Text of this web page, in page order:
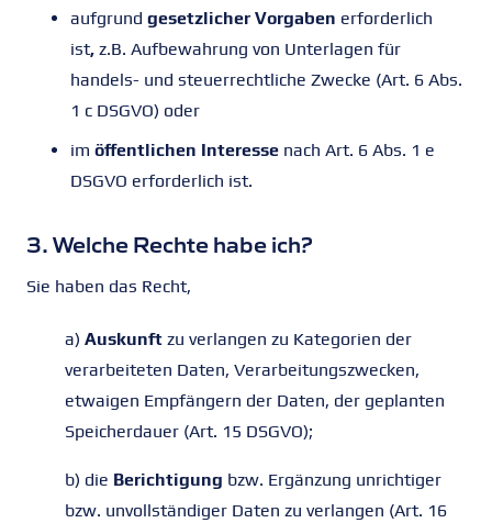
aufgrund gesetzlicher Vorgaben erforderlich
ist, z.B. Aufbewahrung von Unterlagen für
handels- und steuerrechtliche Zwecke (Art. 6 Abs.
1 c DSGVO) oder
im öffentlichen Interesse nach Art. 6 Abs. 1 e
DSGVO erforderlich ist.
3. Welche Rechte habe ich?
Sie haben das Recht,
a) Auskunft zu verlangen zu Kategorien der
verarbeiteten Daten, Verarbeitungszwecken,
etwaigen Empfängern der Daten, der geplanten
Speicherdauer (Art. 15 DSGVO);
b) die Berichtigung bzw. Ergänzung unrichtiger
bzw. unvollständiger Daten zu verlangen (Art. 16